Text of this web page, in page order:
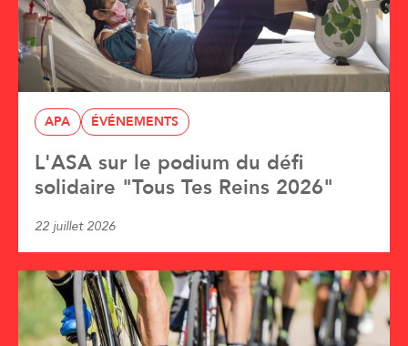
APA ÉVÉNEMENTS
L'ASA sur le podium du défi
solidaire "Tous Tes Reins 2026"
22 juillet 2026